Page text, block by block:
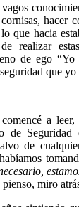
hacer
que hacia
realizar
de ego
que yo
a
de
de
miro